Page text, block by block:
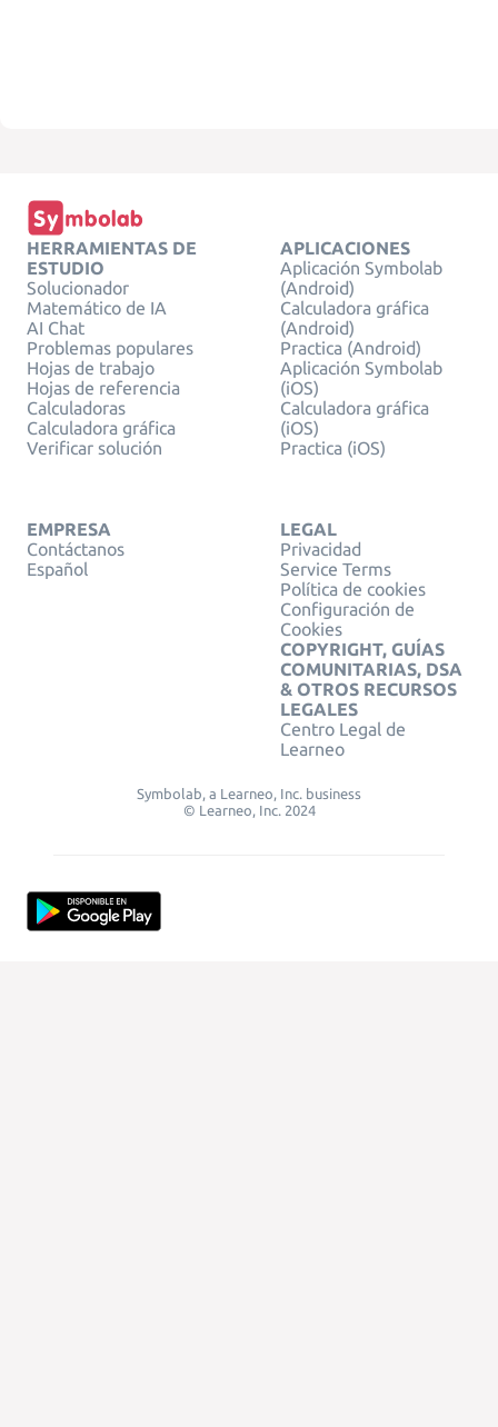
HERRAMIENTAS DE
ESTUDIO
Solucionador
Matemático de IA
AI Chat
Problemas populares
Hojas de trabajo
Hojas de referencia
Calculadoras
Calculadora gráfica
Verificar solución
APLICACIONES
Aplicación Symbolab
(Android)
Calculadora gráfica
(Android)
Practica (Android)
Aplicación Symbolab
(iOS)
Calculadora gráfica
(iOS)
Practica (iOS)
EMPRESA
Contáctanos
Español
LEGAL
Privacidad
Service Terms
Política de cookies
Configuración de
Cookies
COPYRIGHT, GUÍAS
COMUNITARIAS, DSA
& OTROS RECURSOS
LEGALES
Centro Legal de
Learneo
Symbolab, a Learneo, Inc. business
© Learneo, Inc. 2024